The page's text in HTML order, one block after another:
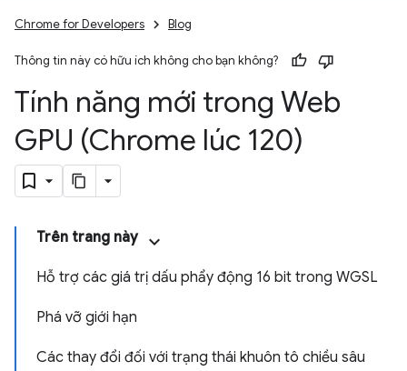
Chrome for Developers Blog
Thông tin này có hữu ích không cho bạn không?
Tính năng mới trong Web
GPU (Chrome lúc 120)
Trên trang này
Hỗ trợ các giá trị dấu phẩy động 16 bit trong WGSL
Phá vỡ giới hạn
Các thay đổi đối với trạng thái khuôn tô chiều sâu